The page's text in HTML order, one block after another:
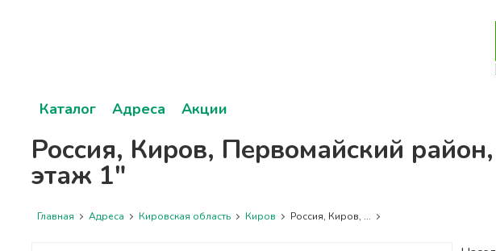
Каталог Адреса Акции
Россия, Киров, Первомайский
этаж 1"
Главная Адреса Кировская область Киров Россия, Киров, ...